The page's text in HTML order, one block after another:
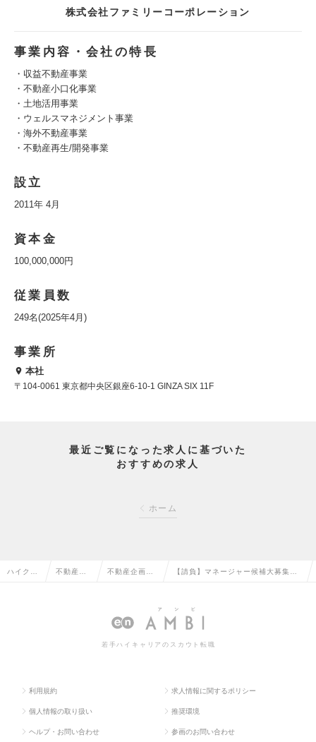
株式会社ファミリーコーポレーション
事業内容・会社の特長
・収益不動産事業
・不動産小口化事業
・土地活用事業
・ウェルスマネジメント事業
・海外不動産事業
・不動産再生/開発事業
設立
2011年 4月
資本金
100,000,000円
従業員数
249名(2025年4月)
事業所
本社
〒104-0061 東京都中央区銀座6-10-1 GINZA SIX 11F
最近ご覧になった求人に基づいた
おすすめの求人
ホーム
ハイクラ 不動産系 不動産企画・
転職
【請負】マネージャー候補大募集！
人情報
若手ハイキャリアのスカウト転職
利用規約 求人情報に関するポリシー
個人情報の取り扱い 推奨環境
ヘルプ・お問い合わせ 参画のお問い合わせ